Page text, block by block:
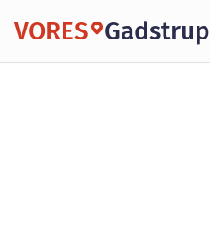
VORES Gadstrup